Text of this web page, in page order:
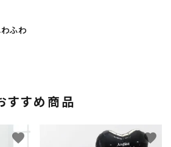
ふわ
すすめ商品
favorite favorite